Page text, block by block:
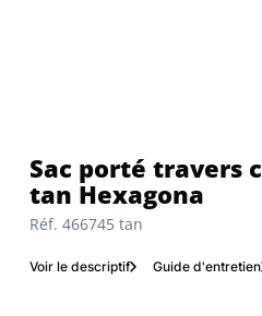
Réf. 466745 tan
Sac porté travers cuir vachette
tan Hexagona
Voir le descriptif Guide d'entretien